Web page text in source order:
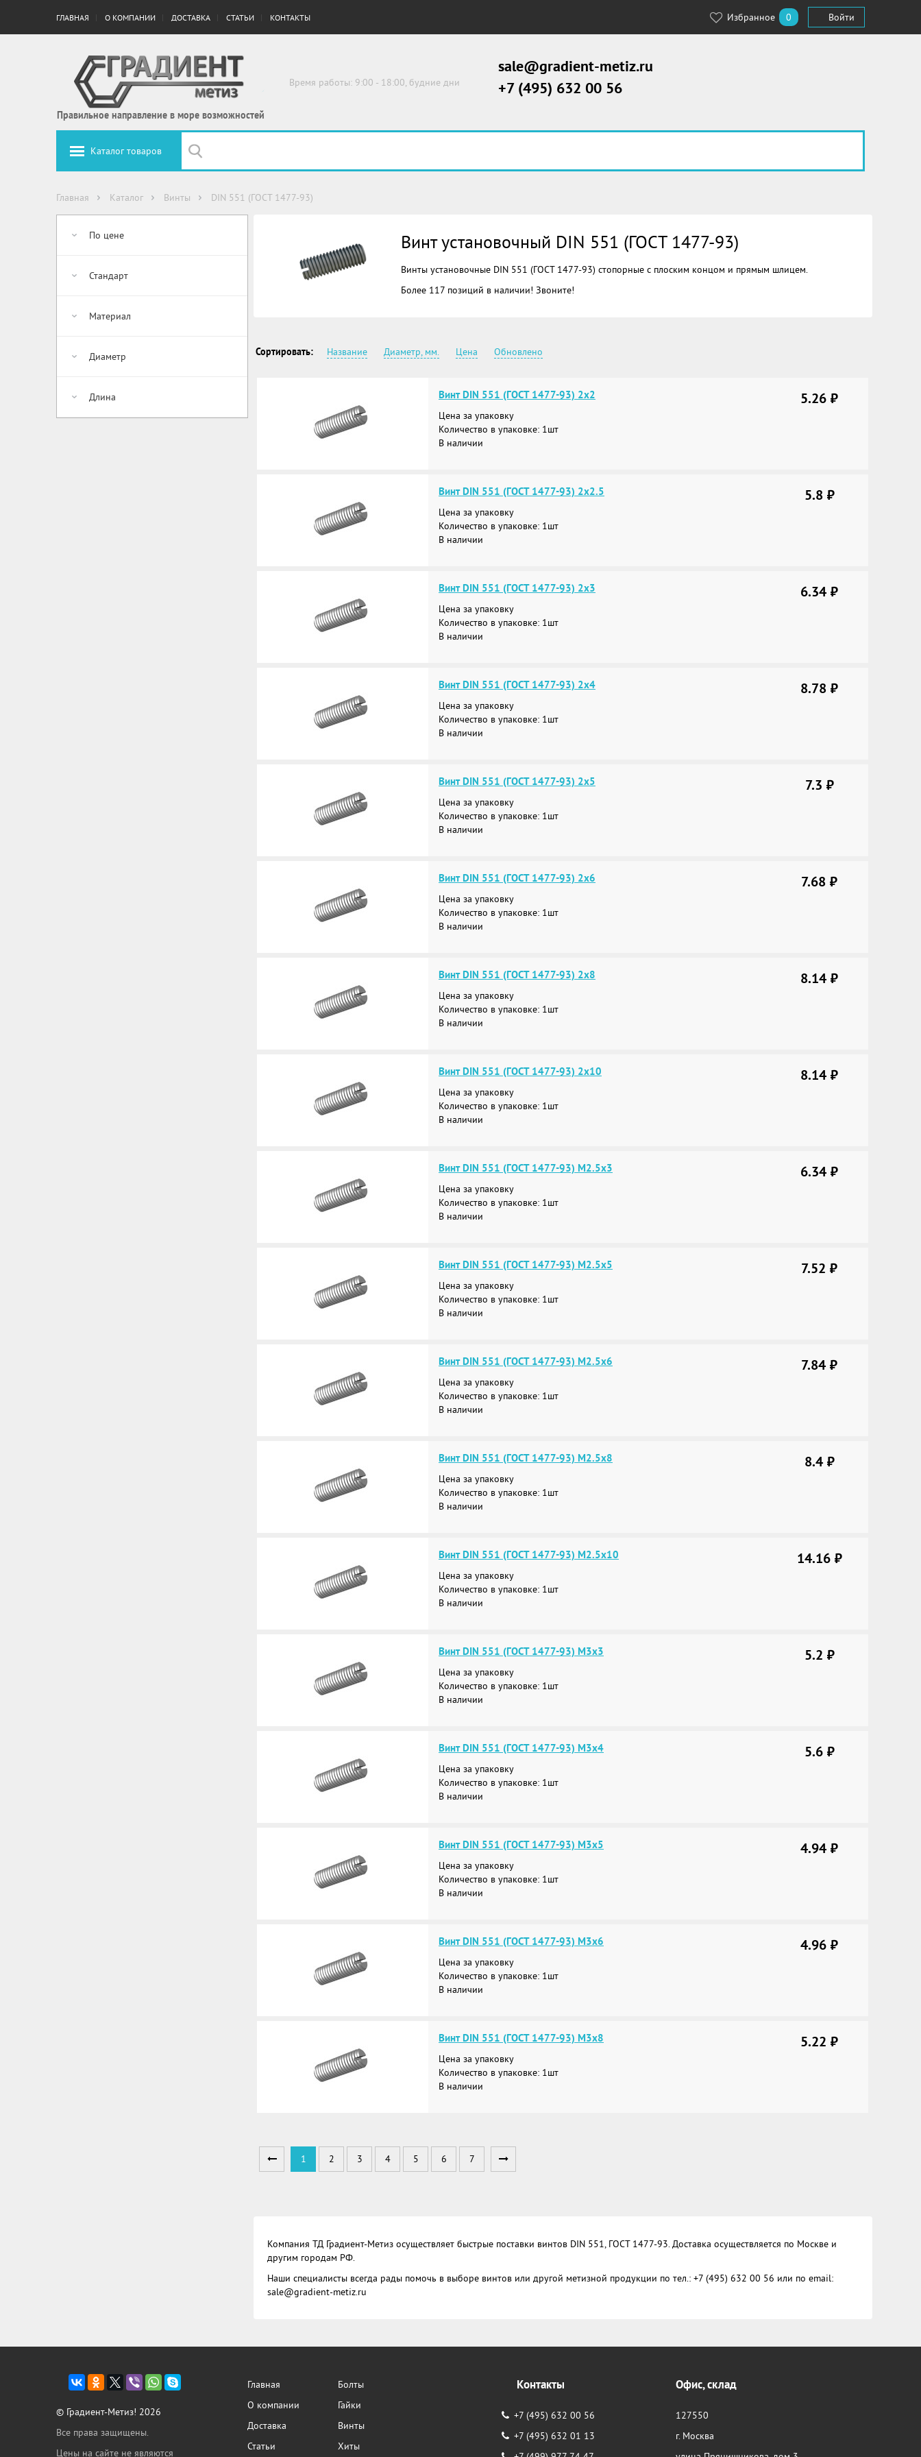
ГЛАВНАЯ О КОМПАНИИ ДОСТАВКА СТАТЬИ КОНТАКТЫ Избранное 0 Войти
Правильное направление в море возможностей
Время работы: 9:00 - 18:00, будние дни
sale@gradient-metiz.ru
+7 (495) 632 00 56
Каталог товаров
Главная Каталог Винты DIN 551 (ГОСТ 1477-93)
По цене
Стандарт
Материал
Диаметр
Длина
Винт установочный DIN 551 (ГОСТ 1477-93)
Винты установочные DIN 551 (ГОСТ 1477-93) стопорные с плоским концом и прямым шлицем.
Более 117 позиций в наличии! Звоните!
Сортировать: Название Диаметр, мм. Цена Обновлено
Винт DIN 551 (ГОСТ 1477-93) 2х2
Цена за упаковку
Количество в упаковке: 1шт
В наличии
5.26 руб.
Винт DIN 551 (ГОСТ 1477-93) 2х2.5
Цена за упаковку
Количество в упаковке: 1шт
В наличии
5.8 руб.
Винт DIN 551 (ГОСТ 1477-93) 2х3
Цена за упаковку
Количество в упаковке: 1шт
В наличии
6.34 руб.
Винт DIN 551 (ГОСТ 1477-93) 2х4
Цена за упаковку
Количество в упаковке: 1шт
В наличии
8.78 руб.
Винт DIN 551 (ГОСТ 1477-93) 2х5
Цена за упаковку
Количество в упаковке: 1шт
В наличии
7.3 руб.
Винт DIN 551 (ГОСТ 1477-93) 2х6
Цена за упаковку
Количество в упаковке: 1шт
В наличии
7.68 руб.
Винт DIN 551 (ГОСТ 1477-93) 2х8
Цена за упаковку
Количество в упаковке: 1шт
В наличии
8.14 руб.
Винт DIN 551 (ГОСТ 1477-93) 2х10
Цена за упаковку
Количество в упаковке: 1шт
В наличии
8.14 руб.
Винт DIN 551 (ГОСТ 1477-93) М2.5х3
Цена за упаковку
Количество в упаковке: 1шт
В наличии
6.34 руб.
Винт DIN 551 (ГОСТ 1477-93) М2.5х5
Цена за упаковку
Количество в упаковке: 1шт
В наличии
7.52 руб.
Винт DIN 551 (ГОСТ 1477-93) М2.5х6
Цена за упаковку
Количество в упаковке: 1шт
В наличии
7.84 руб.
Винт DIN 551 (ГОСТ 1477-93) М2.5х8
Цена за упаковку
Количество в упаковке: 1шт
В наличии
8.4 руб.
Винт DIN 551 (ГОСТ 1477-93) М2.5х10
Цена за упаковку
Количество в упаковке: 1шт
В наличии
14.16 руб.
Винт DIN 551 (ГОСТ 1477-93) М3х3
Цена за упаковку
Количество в упаковке: 1шт
В наличии
5.2 руб.
Винт DIN 551 (ГОСТ 1477-93) М3х4
Цена за упаковку
Количество в упаковке: 1шт
В наличии
5.6 руб.
Винт DIN 551 (ГОСТ 1477-93) М3х5
Цена за упаковку
Количество в упаковке: 1шт
В наличии
4.94 руб.
Винт DIN 551 (ГОСТ 1477-93) М3х6
Цена за упаковку
Количество в упаковке: 1шт
В наличии
4.96 руб.
Винт DIN 551 (ГОСТ 1477-93) М3х8
Цена за упаковку
Количество в упаковке: 1шт
В наличии
5.22 руб.
1 2 3 4 5 6 7
Компания ТД Градиент-Метиз осуществляет быстрые поставки винтов DIN 551, ГОСТ 1477-93. Доставка осуществляется по Москве и
другим городам РФ.
Наши специалисты всегда рады помочь в выборе винтов или другой метизной продукции по тел.: +7 (495) 632 00 56 или по email:
sale@gradient-metiz.ru
© Градиент-Метиз! 2026
Все права защищены.
Цены на сайте не являются
Главная
О компании
Доставка
Статьи
Болты
Гайки
Винты
Хиты
Контакты
+7 (495) 632 00 56
+7 (495) 632 01 13
Офис, склад
127550
г. Москва